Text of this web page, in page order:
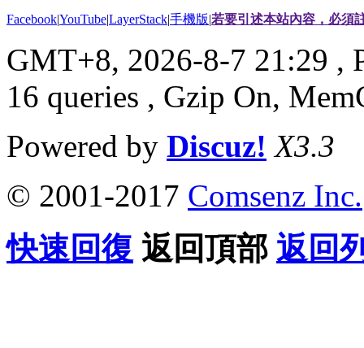
Facebook|YouTube|LayerStack|手機版|若要引述本站內容，必須
GMT+8, 2026-8-7 21:29 ,
16 queries , Gzip On,
Powered by Discuz! X3.3
© 2001-2017 Comsenz Inc.
快速回復 返回頂部 返回